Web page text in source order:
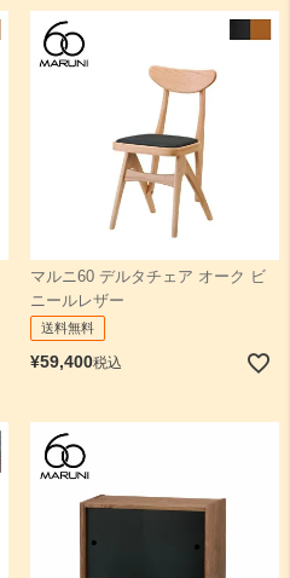
マルニ60 デルタチェア オーク ビ
ニールレザー
送料無料
¥59,400税込